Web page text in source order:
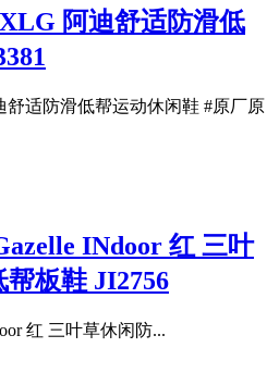
阿迪舒适防滑低
适防滑低帮运动休闲鞋 #原厂原
INdoor 红 三叶
板鞋 JI2756
红 三叶草休闲防...